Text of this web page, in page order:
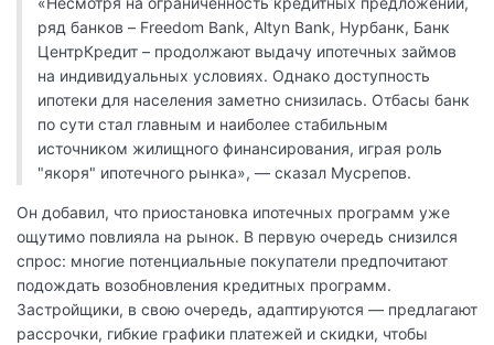
ряд банков – Freedom Bank, Altyn Bank, Нурбанк, Банк
ЦентрКредит – продолжают выдачу ипотечных займов
на индивидуальных условиях. Однако доступность
ипотеки для населения заметно снизилась. Отбасы банк
по сути стал главным и наиболее стабильным
источником жилищного финансирования, играя роль
"якоря" ипотечного рынка», — сказал Мусрепов.
Он добавил, что приостановка ипотечных программ уже
ощутимо повлияла на рынок. В первую очередь снизился
спрос: многие потенциальные покупатели предпочитают
подождать возобновления кредитных программ.
Застройщики, в свою очередь, адаптируются — предлагают
рассрочки, гибкие графики платежей и скидки, чтобы